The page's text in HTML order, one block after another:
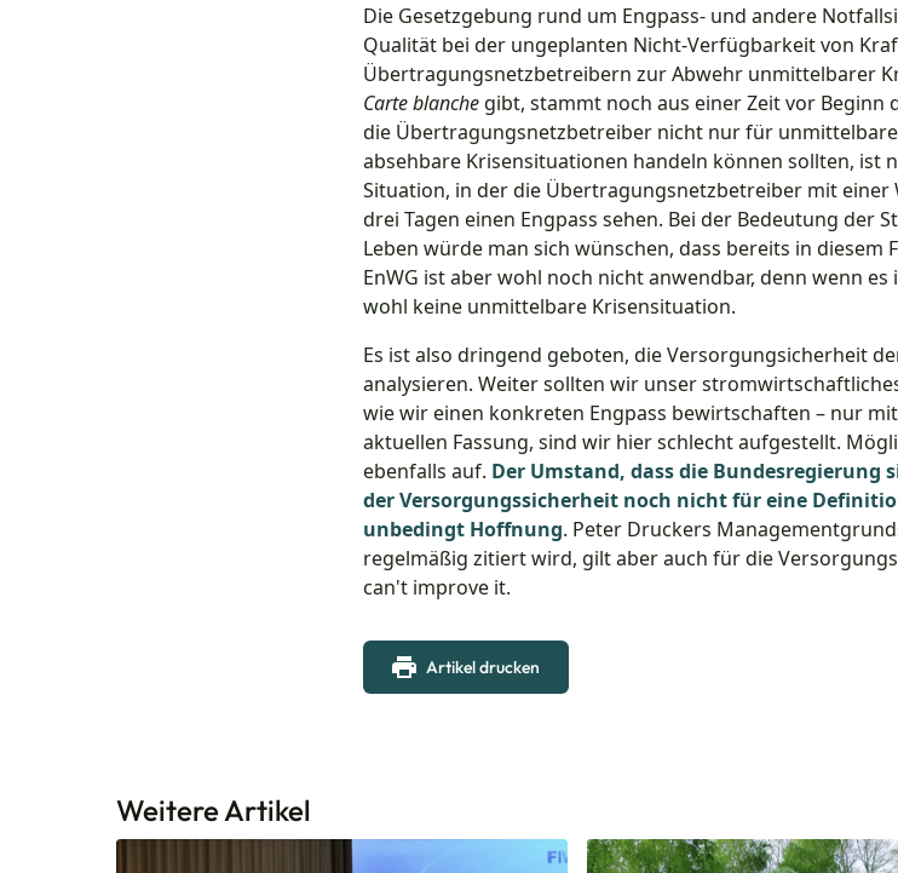
Die Gesetzgebung rund um Engpass- und andere
Qualität bei der ungeplanten Nicht-Verfügbarkeit von
Übertragungsnetzbetreibern zur Abwehr unmittelbarer
Carte blanche gibt, stammt noch aus einer Zeit vor Beginn
die Übertragungsnetzbetreiber nicht nur für
absehbare Krisensituationen handeln können sollten, ist
Situation, in der die Übertragungsnetzbetreiber mit einer
drei Tagen einen Engpass sehen. Bei der Bedeutung der
Leben würde man sich wünschen, dass bereits in diesem
EnWG ist aber wohl noch nicht anwendbar, denn wenn
wohl keine unmittelbare Krisensituation.
Es ist also dringend geboten, die Versorgungsicherheit
analysieren. Weiter sollten wir unser
wie wir einen konkreten Engpass bewirtschaften – nur
aktuellen Fassung, sind wir hier schlecht aufgestellt.
ebenfalls auf. Der Umstand, dass die Bundesregierung
der Versorgungssicherheit noch nicht für eine
unbedingt Hoffnung. Peter Druckers
regelmäßig zitiert wird, gilt aber auch für die
can't improve it.
Artikel drucken
Weitere Artikel